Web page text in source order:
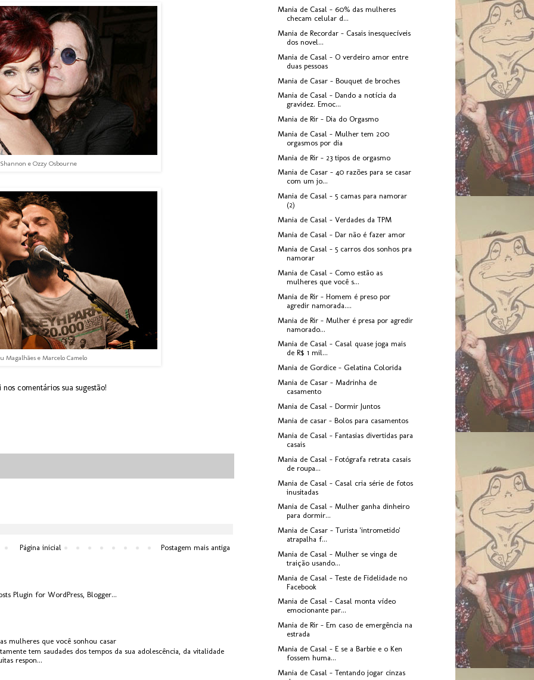
Shannon e Ozzy Osbourne
Magalhães e Marcelo Camelo
comentários sua sugestão!
Postagem mais antiga
Página inicial
mulheres que você sonhou casar
tem saudades dos tempos da sua adolescência, da vitalidade
respon...
Mania de Casal - 60% das mulheres
checam celular d...
Mania de Recordar - Casais inesquecíveis
dos novel...
Mania de Casal - O verdeiro amor entre
duas pessoas
Mania de Casar - Bouquet de broches
Mania de Casal - Dando a notícia da
gravidez. Emoc...
Mania de Rir - Dia do Orgasmo
Mania de Casal - Mulher tem 200
orgasmos por dia
Mania de Rir - 23 tipos de orgasmo
Mania de Casar - 40 razões para se casar
com um jo...
Mania de Casal - 5 camas para namorar
(2)
Mania de Casal - Verdades da TPM
Mania de Casal - Dar não é fazer amor
Mania de Casal - 5 carros dos sonhos pra
namorar
Mania de Casal - Como estão as
mulheres que você s...
Mania de Rir - Homem é preso por
agredir namorada....
Mania de Rir - Mulher é presa por agredir
namorado...
Mania de Casal - Casal quase joga mais
de R$ 1 mil...
Mania de Gordice - Gelatina Colorida
Mania de Casar - Madrinha de
casamento
Mania de Casal - Dormir Juntos
Mania de casar - Bolos para casamentos
Mania de Casal - Fantasias divertidas para
casais
Mania de Casal - Fotógrafa retrata casais
de roupa...
Mania de Casal - Casal cria série de fotos
inusitadas
Mania de Casal - Mulher ganha dinheiro
para dormir...
Mania de Casar - Turista 'intrometido'
atrapalha f...
Mania de Casal - Mulher se vinga de
traição usando...
Mania de Casal - Teste de Fidelidade no
Facebook
Mania de Casal - Casal monta vídeo
emocionante par...
Mania de Rir - Em caso de emergência na
estrada
Mania de Casal - E se a Barbie e o Ken
fossem huma...
Mania de Casal - Tentando jogar cinzas